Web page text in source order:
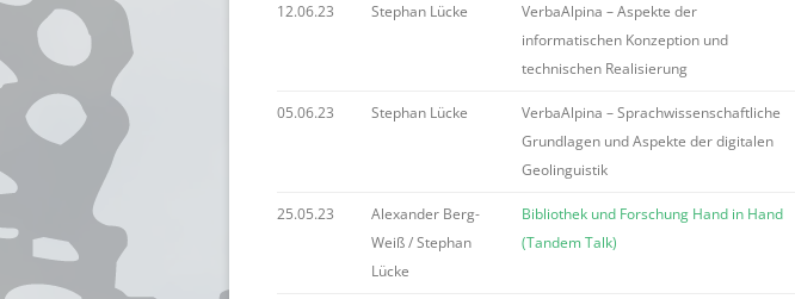
12.06.23 Stephan Lücke
VerbaAlpina – Aspekte der
informatischen Konzeption und
technischen Realisierung
05.06.23 Stephan Lücke
VerbaAlpina – Sprachwissenschaftliche
Grundlagen und Aspekte der digitalen
Geolinguistik
25.05.23
Alexander Berg-
Weiß / Stephan
Lücke
Bibliothek und Forschung Hand in Hand
(Tandem Talk)